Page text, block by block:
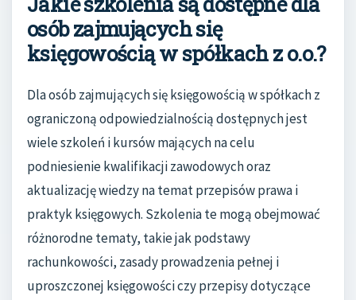
osób zajmujących się
księgowością w spółkach z o.o.?
Dla osób zajmujących się księgowością w spółkach z
ograniczoną odpowiedzialnością dostępnych jest
wiele szkoleń i kursów mających na celu
podniesienie kwalifikacji zawodowych oraz
aktualizację wiedzy na temat przepisów prawa i
praktyk księgowych. Szkolenia te mogą obejmować
różnorodne tematy, takie jak podstawy
rachunkowości, zasady prowadzenia pełnej i
uproszczonej księgowości czy przepisy dotyczące